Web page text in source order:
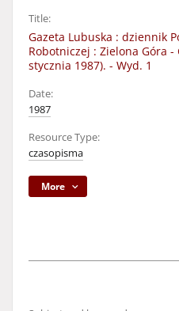
Title:
Gazeta Lubuska : dziennik
Robotniczej : Zielona Góra -
stycznia 1987). - Wyd. 1
Date:
1987
Resource Type:
czasopisma
More